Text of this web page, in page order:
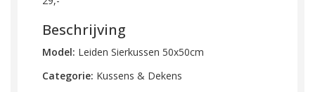
Beschrijving
Model: Leiden Sierkussen 50x50cm
Categorie: Kussens & Dekens